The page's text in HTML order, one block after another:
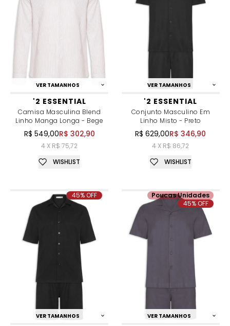
VER TAMANHOS
'2 ESSENTIAL
Camisa Masculina Blend
Linho Manga Longa - Bege
R$ 549,00R$ 302,90
4 X R$ 75,72
WISHLIST
VER TAMANHOS
'2 ESSENTIAL
Conjunto Masculino Em
Linho Misto - Preto
R$ 629,00R$ 346,90
4 X R$ 86,72
WISHLIST
VER TAMANHOS
45% OFF
VER TAMANHOS
Poucas Unidades
45% OFF